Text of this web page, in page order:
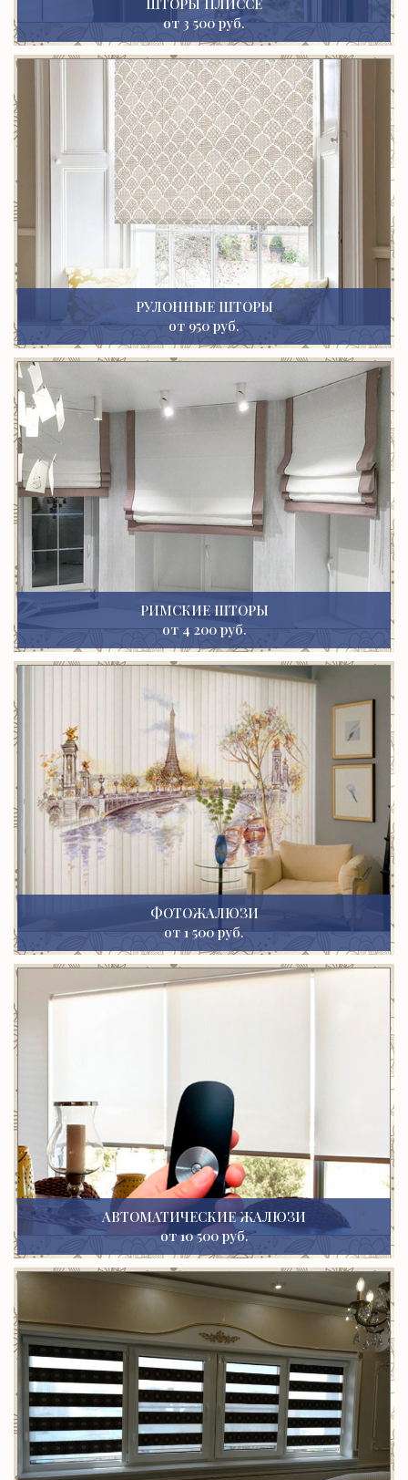
от 3 500 руб.
РУЛОННЫЕ ШТОРЫ
от 950 руб.
РИМСКИЕ ШТОРЫ
от 4 200 руб.
ФОТОЖАЛЮЗИ
от 1 500 руб.
АВТОМАТИЧЕСКИЕ ЖАЛЮЗИ
от 10 500 руб.